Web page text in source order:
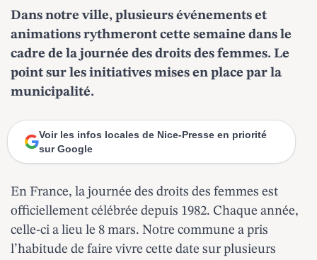
Dans notre ville, plusieurs événements et
animations rythmeront cette semaine dans le
cadre de la journée des droits des femmes. Le
point sur les initiatives mises en place par la
municipalité.
Voir les infos locales de Nice-Presse en priorité
sur Google
En France, la journée des droits des femmes est
officiellement célébrée depuis 1982. Chaque année,
celle-ci a lieu le 8 mars. Notre commune a pris
l’habitude de faire vivre cette date sur plusieurs